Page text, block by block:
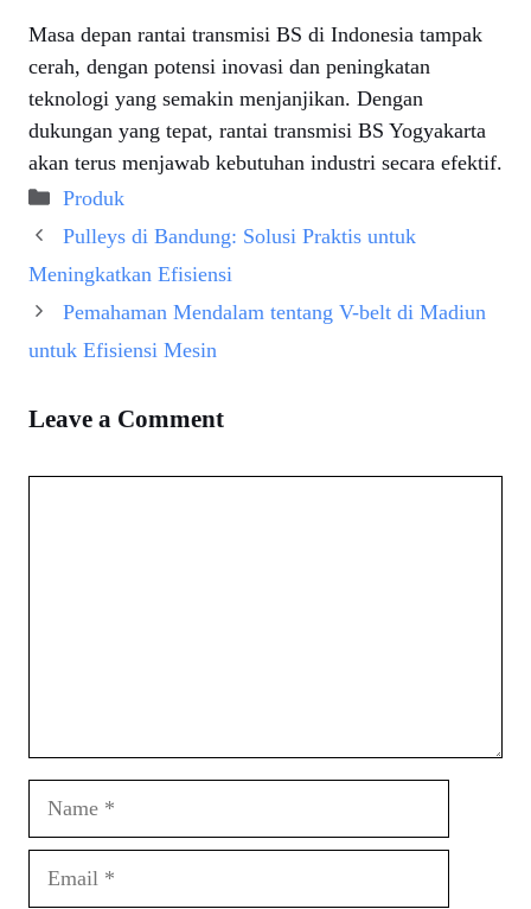
Masa depan rantai transmisi BS di Indonesia tampak
cerah, dengan potensi inovasi dan peningkatan
teknologi yang semakin menjanjikan. Dengan
dukungan yang tepat, rantai transmisi BS Yogyakarta
akan terus menjawab kebutuhan industri secara efektif.
Categories
Produk
Pulleys di Bandung: Solusi Praktis untuk
Meningkatkan Efisiensi
Pemahaman Mendalam tentang V-belt di Madiun
untuk Efisiensi Mesin
Leave a Comment